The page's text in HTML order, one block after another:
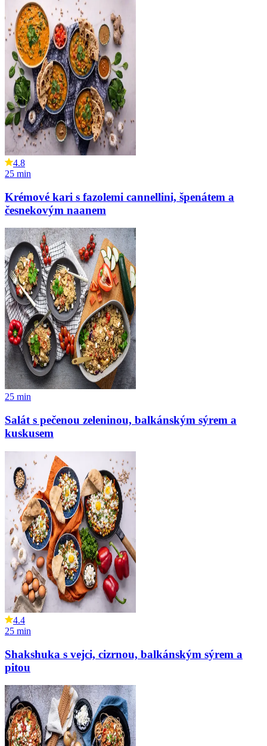
4.8
25 min
Krémové kari s fazolemi cannellini, špenátem a
česnekovým naanem
25 min
Salát s pečenou zeleninou, balkánským sýrem a
kuskusem
4.4
25 min
Shakshuka s vejci, cizrnou, balkánským sýrem a
pitou